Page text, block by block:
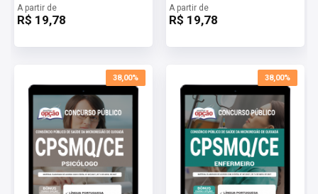
somente será liberado na data informada no site.
A partir de
R$ 19,78
A partir de
R$ 19,78
38,00% 38,00%